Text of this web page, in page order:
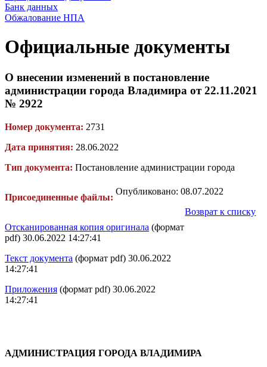
Банк данных
Обжалование НПА
Официальные документы
О внесении изменений в постановление
администрации города Владимира от 22.11.2021
№ 2922
Номер документа: 2731
Дата принятия: 28.06.2022
Тип документа: Постановление администрации города
Присоединенные файлы:
Отсканированная копия оригинала (формат
pdf) 30.06.2022 14:27:41
Текст документа (формат pdf) 30.06.2022
14:27:41
Приложения (формат pdf) 30.06.2022
14:27:41
АДМИНИСТРАЦИЯ ГОРОДА ВЛАДИМИРА
Опубликовано: 08.07.2022
Возврат к списку